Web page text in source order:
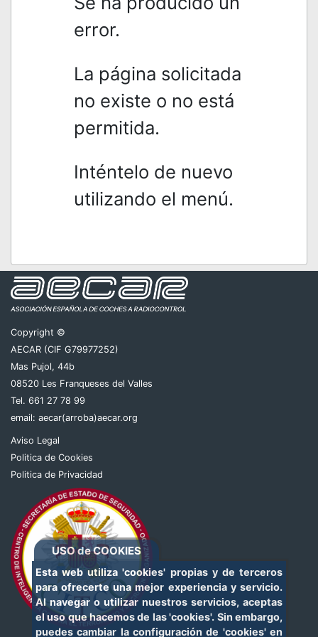
USO de COOKIES
Esta web utiliza 'cookies' propias y de terceros
para ofrecerte una mejor experiencia y servicio.
Al navegar o utilizar nuestros servicios, aceptas
el uso que hacemos de las 'cookies'. Sin embargo,
puedes cambiar la configuración de 'cookies' en
error.
La página solicitada
no existe o no está
permitida.
Inténtelo de nuevo
utilizando el menú.
Copyright ©
AECAR (CIF G79977252)
Mas Pujol, 44b
08520 Les Franqueses del Valles
Tel. 661 27 78 99
email: aecar(arroba)aecar.org
Aviso Legal
Politica de Cookies
Politica de Privacidad